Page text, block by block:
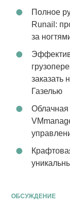
Полное
Runail:
за
заказать
Газелью
Облачная
ОБСУЖДЕНИЕ